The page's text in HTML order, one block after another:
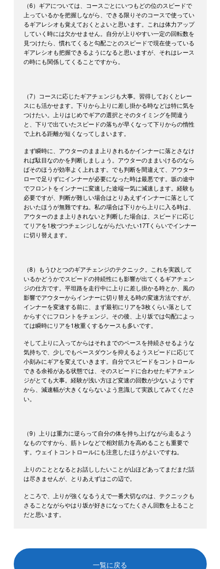
（6）ギアについては、コースごとにいつもどの位のスピードで
上っているかを把握しながら、できる限りそのコースで使ってい
るギアレシオも覚えておくとよいと思います。これは体力アップ
していく時には欠かせません。自分が上りやすい一定の回転数を
見つけたら、慣れてくると勾配ごとのスピードで現在使っている
ギアレシオも把握できるようになると思いますが、それはレース
の時にも関係してくることですから。
（7）コースに応じたギアチェンジも大事。習得しておくとレー
スにも活かせます。下りから上りに差し掛かる時などは特に気を
つけたい。上りはじめでギアの選択とそのタイミングを間違う
と、下りで出ていたスピードの落ちが早くなって下りからの惰性
で上れる距離が短くなってしまいます。
まず瞬時に、アウターのまま上りきれるかインナーに落とさなけ
れば駄目なのかを判断しましょう。アウターのままいけるのなら
ばそのほうが効率よく上れます。でも判断を間違えて、アウター
ローで足りずにインナーが必要になった時は最悪です。坂の途中
でフロントをインナーに変速した途端一気に減速します。経験も
必要ですが、判断が難しい場合はとりあえずインナーに落として
おいたほうが無難ですね。私の場合は下りから上りに入る時は、
アウターのまま上りきれないと判断した場合は、スピードに応じ
てリアを1枚づつチェンジしながらだいたい17Tくらいでインナー
に切り替えます。
（8）もうひとつのギアチェンジのテクニック。これを実践して
いるかどうかでスピードの持続性にも影響が出てくるギアチェン
ジの仕方です。平坦路を走行中に上りに差し掛かる時とか、風の
影響でアウターからインナーに切り替える時の変速方法ですが、
インナーを変速する前に、まず最初にリアを3枚くらい落として
からすぐにフロントをチェンジ。その後、上り坂では勾配によっ
ては瞬時にリアを1枚重くするケースも多いです。
そして上りに入ってからはそれまでのペースを持続させるような
気持ちで、少しでもペースダウンを抑えるようスピードに応じて
小刻みにギアを変えていきます。自分でスピードをコントロール
できる余裕がある状態では、そのスピードに合わせたギアチェン
ジがとても大事。経験が浅い方ほど変速の回数が少ないようです
から、減速幅が大きくならないよう意識して実践してみてくださ
い。
（9）上りは重力に逆らって自分の体を持ち上げながら走るよう
なものですから、筋トレなどで相対筋力を高めることも重要で
す。ウェイトコントロールにも注意したほうがよいですね。
上りのこととなるとお話ししたいことが山ほどあってまだまだ話
は尽きませんが、とりあえずはこの辺で。
ところで、上りが強くなるうえで一番大切なのは、テクニックも
さることながらやはり坂が好きになってたくさん回数を上ること
だと思います。
一覧に戻る